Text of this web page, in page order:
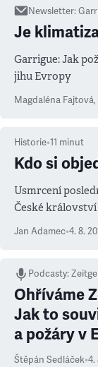
Newsletter:
Je
Garrigue: Jak
jihu Evropy
Magdaléna Fajtová,
Historie•11 minut
Kdo si
Usmrcení posledního Přemyslovce uvrhlo v roce 1306
České království
známe jména
Jan Adamec•4. 8.
Podcasty:
Ohříváme
Jak to
a požáry v
Štěpán Sedláček•4.